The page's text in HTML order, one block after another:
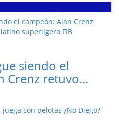
siendo el
Crenz retuvo...